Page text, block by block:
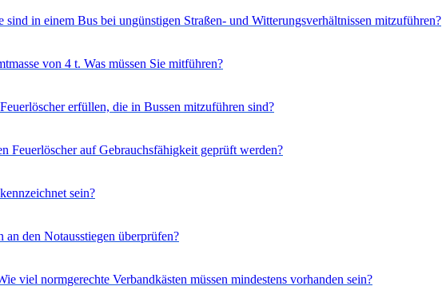
sind in einem Bus bei ungünstigen Straßen- und Witterungsverhältnissen mitzuführen?
von 4 t. Was müssen Sie mitführen?
erfüllen, die in Bussen mitzuführen sind?
Feuerlöscher auf Gebrauchsfähigkeit geprüft werden?
sein?
an den Notausstiegen überprüfen?
viel normgerechte Verbandkästen müssen mindestens vorhanden sein?